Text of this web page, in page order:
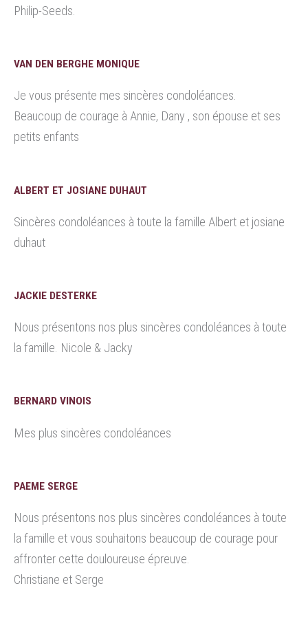
Philip-Seeds.
VAN DEN BERGHE MONIQUE
Je vous présente mes sincères condoléances.
Beaucoup de courage à Annie, Dany , son épouse et ses
petits enfants
ALBERT ET JOSIANE DUHAUT
Sincères condoléances à toute la famille Albert et josiane
duhaut
JACKIE DESTERKE
Nous présentons nos plus sincères condoléances à toute
la famille. Nicole & Jacky
BERNARD VINOIS
Mes plus sincères condoléances
PAEME SERGE
Nous présentons nos plus sincères condoléances à toute
la famille et vous souhaitons beaucoup de courage pour
affronter cette douloureuse épreuve.
Christiane et Serge